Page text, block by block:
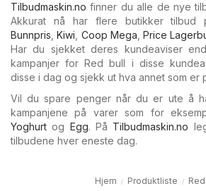
Tilbudmaskin.no finner du alle de nye
Akkurat nå har flere butikker tilbud
Bunnpris ,Kiwi Coop Mega ,Price
Har du sjekket deres kundeaviser
kampanjer for Red bull i disse
disse i dag og sjekk ut hva annet som er
Vil du spare penger når du er ute å
kampanjene på varer som for
Yoghurt og Egg. På Tilbudmaskin.no
tilbudene hver eneste dag.
Hjem Produktliste